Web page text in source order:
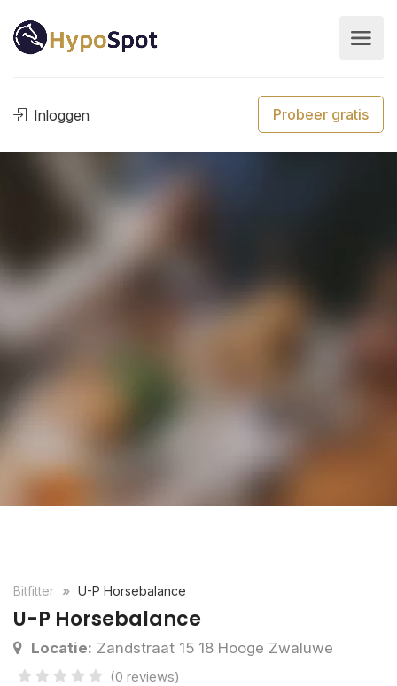
Inloggen Probeer gratis
Bitfitter U-P Horsebalance
U-P Horsebalance
Locatie: Zandstraat 15 18 Hooge Zwaluwe
(0 reviews)